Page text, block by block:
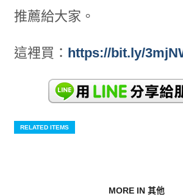
推薦給大家。
這裡買： https://bit.ly/
RELATED ITEMS
MORE IN 其他